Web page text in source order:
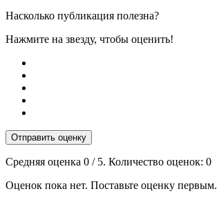
Насколько публикация полезна?
Нажмите на звезду, чтобы оценить!
Отправить оценку
Средняя оценка 0 / 5. Количество оценок: 0
Оценок пока нет. Поставьте оценку первым.